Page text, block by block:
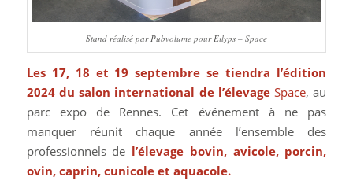
Stand réalisé par Pubvolume pour Eilyps – Space
Les 17, 18 et 19 septembre se tiendra l’édition
2024 du salon international de l’élevage Space, au
parc expo de Rennes. Cet événement à ne pas
manquer réunit chaque année l’ensemble des
professionnels de l’élevage bovin, avicole, porcin,
ovin, caprin, cunicole et aquacole.